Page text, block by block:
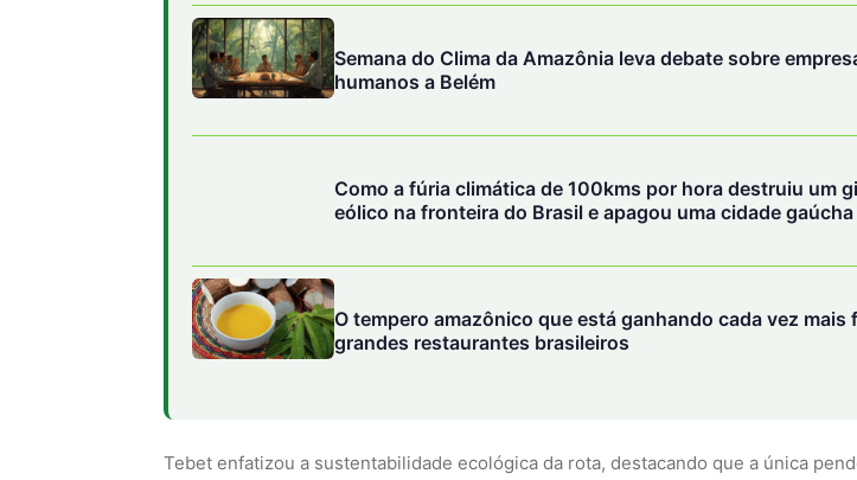
Semana do Clima da Amazônia leva debate sobre
humanos a Belém
Como a fúria climática de 100kms por hora destruiu um
eólico na fronteira do Brasil e apagou uma cidade
O tempero amazônico que está ganhando cada vez mais
grandes restaurantes brasileiros
Tebet enfatizou a sustentabilidade ecológica da rota, destacando que a única